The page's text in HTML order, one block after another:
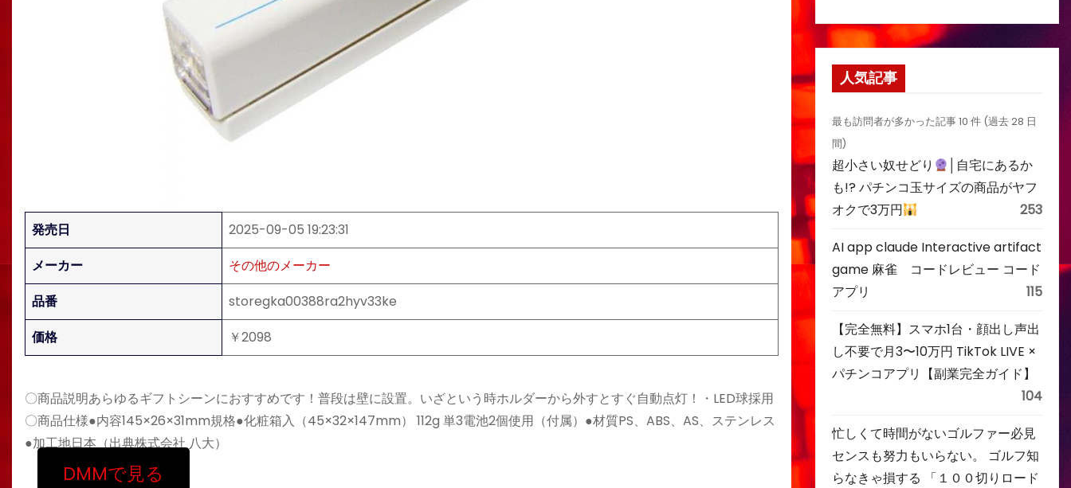
発売日
2025-09-05 19:23:31
メーカー
その他のメーカー
品番
storegka00388ra2hyv33ke
価格
￥2098
〇商品説明あらゆるギフトシーンにおすすめです！普段は壁に設置。いざという時ホルダーから外すとすぐ自動点灯！・LED球採用
〇商品仕様●内容145×26×31mm規格●化粧箱入（45×32×147mm） 112g 単3電池2個使用（付属）●材質PS、ABS、AS、ステンレス
●加工地日本（出典株式会社 八大）
DMMで見る
人気記事
最も訪問者が多かった記事 10 件 (過去 28 日
間)
超小さい奴せどり
│自宅にあるか
も!? パチンコ玉サイズの商品がヤフ
オクで3万円
253
AI app claude Interactive artifact
game 麻雀 コードレビュー コード
アプリ
115
【完全無料】スマホ1台・顔出し声出
し不要で月3〜10万円 TikTok LIVE ×
パチンコアプリ【副業完全ガイド】
104
忙しくて時間がないゴルファー必見
センスも努力もいらない。 ゴルフ知
らなきゃ損する 「１００切りロード